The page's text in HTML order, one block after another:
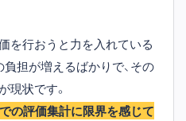
を行おうと力を入れている
担が増えるばかりで、その
現状です。
の評価集計に限界を感じて